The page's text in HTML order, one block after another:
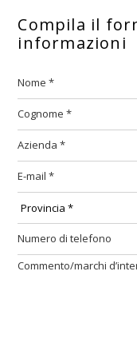
Compila il
informazioni